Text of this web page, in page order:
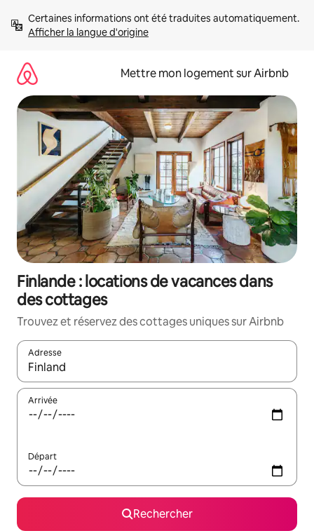
directement
Afficher la langue d'origine
Mettre mon logement sur Airbnb
Finlande : locations de vacances dans
des cottages
Trouvez et réservez des cottages uniques sur Airbnb
Adresse
Lorsque les résultats s'affichent, utilisez les flèches vers le
Arrivée
Départ
Rechercher